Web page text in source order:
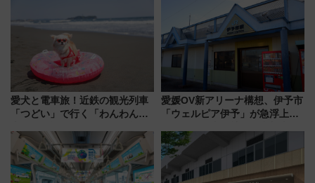
る方法を解説
で新型特急が品川･羽田とを結
ぶ！ JR空港駅は2面3線化！
愛犬と電車旅！近鉄の観光列車
「つどい」で行く「わんわん列
める日帰りツアー
愛媛OV新アリーナ構想、伊予市
「ウェルピア伊予」が急浮上！
で探る鉄道アクセスの未来